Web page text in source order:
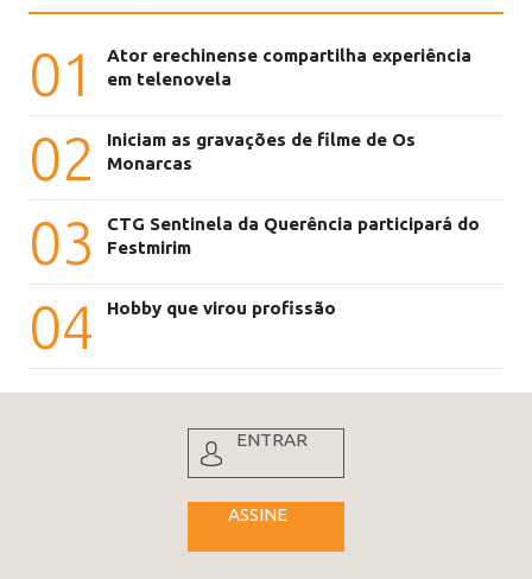
01
Ator erechinense compartilha experiência
em telenovela
02
Iniciam as gravações de filme de Os
Monarcas
03
CTG Sentinela da Querência participará do
Festmirim
04 Hobby que virou profissão
ENTRAR
ASSINE